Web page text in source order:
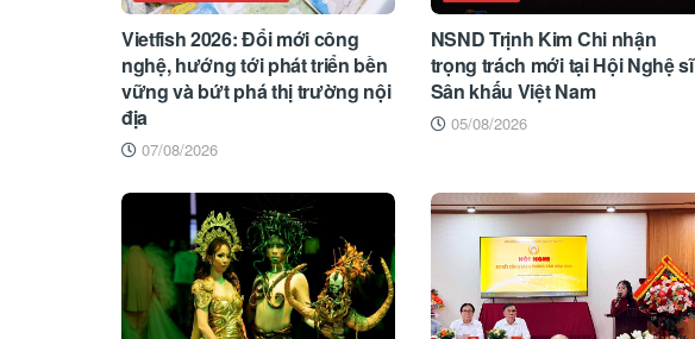
Vietfish 2026: Đổi mới công
nghệ, hướng tới phát triển bền
vững và bứt phá thị trường nội
địa
07/08/2026
NSND Trịnh Kim Chi nhận
trọng trách mới tại Hội Nghệ sĩ
Sân khấu Việt Nam
05/08/2026